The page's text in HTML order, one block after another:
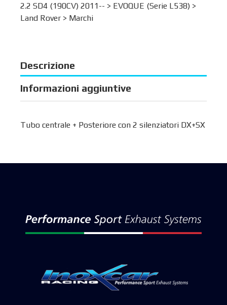
2.2 SD4 (190CV) 2011-- > EVOQUE (Serie L538) >
Land Rover > Marchi
Descrizione
Informazioni aggiuntive
Tubo centrale + Posteriore con 2 silenziatori DX+SX